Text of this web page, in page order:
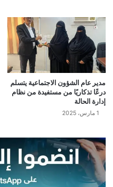
مدير عام الشؤون الاجتماعية يتسلم
درعًا تذكاريًا من مستفيدة من نظام
إدارة الحالة
1 مارس، 2025